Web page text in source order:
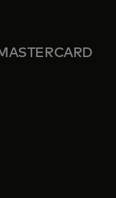
tab
in a new tab
tab